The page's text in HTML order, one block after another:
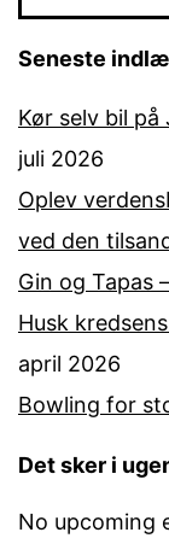
Seneste
Kør selv bil på
juli 2026
Oplev
ved den
Gin og Tapas
Husk
april 2026
Bowling for
Det sker i
No upcoming